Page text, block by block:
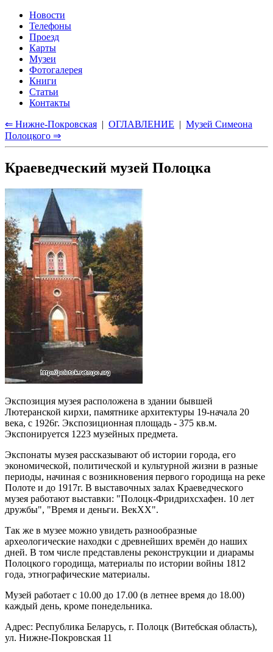
Новости
Телефоны
Проезд
Карты
Музеи
Фотогалерея
Книги
Статьи
Контакты
⇐ Нижне-Покровская | ОГЛАВЛЕНИЕ | Музей Симеона
Полоцкого ⇒
Краеведческий музей Полоцка
Экспозиция музея расположена в здании бывшей
Лютеранской кирхи, памятнике архитектуры 19-начала 20
века, с 1926г. Экспозиционная площадь - 375 кв.м.
Экспонируется 1223 музейных предмета.
Экспонаты музея рассказывают об истории города, его
экономической, политической и культурной жизни в разные
периоды, начиная с возникновения первого городища на реке
Полоте и до 1917г. В выставочных залах Краеведческого
музея работают выставки: "Полоцк-Фридрихсхафен. 10 лет
дружбы", "Время и деньги. ВекХХ".
Так же в музее можно увидеть разнообразные
археологические находки с древнейших времён до наших
дней. В том числе представлены реконструкции и диарамы
Полоцкого городища, материалы по истории войны 1812
года, этнографические материалы.
Музей работает с 10.00 до 17.00 (в летнее время до 18.00)
каждый день, кроме понедельника.
Адрес: Республика Беларусь, г. Полоцк (Витебская область),
ул. Нижне-Покровская 11